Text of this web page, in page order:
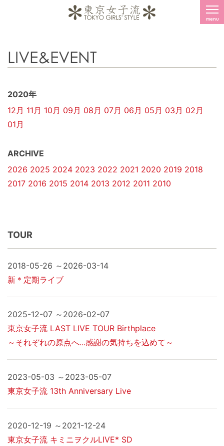
menu
LIVE&EVENT
2020年
12月 11月 10月 09月 08月 07月 06月 05月 03月 02月
01月
ARCHIVE
2026 2025 2024 2023 2022 2021 2020 2019 2018
2017 2016 2015 2014 2013 2012 2011 2010
TOUR
2018-05-26 ～2026-03-14
新＊定期ライブ
2025-12-07 ～2026-02-07
東京女子流 LAST LIVE TOUR Birthplace
～それぞれの原点へ...感謝の気持ちを込めて～
2023-05-03 ～2023-05-07
東京女子流 13th Anniversary Live
2020-12-19 ～2021-12-24
東京女子流 キミニヲクルLIVE* SD